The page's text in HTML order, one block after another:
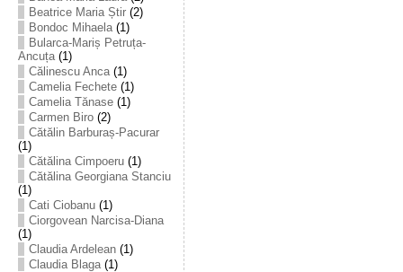
Beatrice Maria Știr(2)
Bondoc Mihaela(1)
Bularca-Mariș Petruța-
Ancuța(1)
Călinescu Anca(1)
Camelia Fechete(1)
Camelia Tănase(1)
Carmen Biro(2)
Cătălin Barburaș-Pacurar
(1)
Cătălina Cimpoeru(1)
Cătălina Georgiana Stanciu
(1)
Cati Ciobanu(1)
Ciorgovean Narcisa-Diana
(1)
Claudia Ardelean(1)
Claudia Blaga(1)